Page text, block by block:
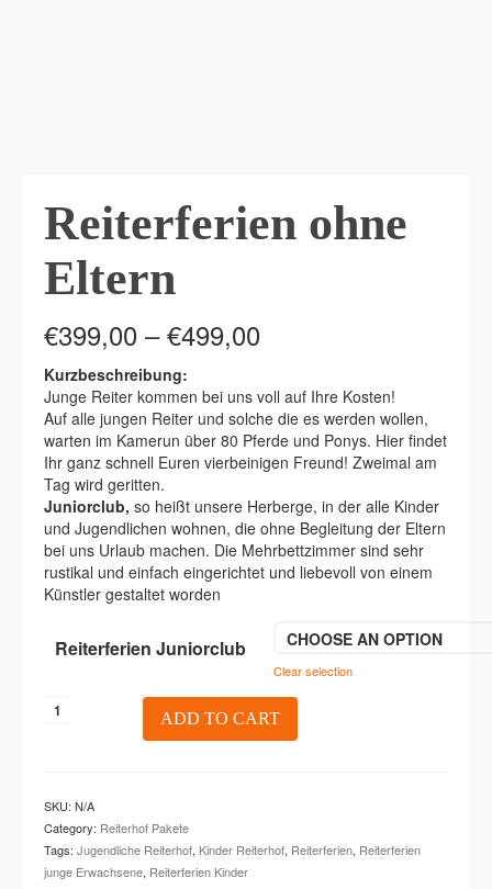
Reiterferien ohne
Eltern
€399,00 – €499,00Price
through
€499,00
Kurzbeschreibung:
Junge Reiter kommen bei uns voll auf Ihre Kosten!
Auf alle jungen Reiter und solche die es werden wollen,
warten im Kamerun über 80 Pferde und Ponys. Hier findet
Ihr ganz schnell Euren vierbeinigen Freund! Zweimal am
Tag wird geritten.
Juniorclub, so heißt unsere Herberge, in der alle Kinder
und Jugendlichen wohnen, die ohne Begleitung der Eltern
bei uns Urlaub machen. Die Mehrbettzimmer sind sehr
rustikal und einfach eingerichtet und liebevoll von einem
Künstler gestaltet worden
Reiterferien Juniorclub CHOOSE AN OPTION
Clear selection
Reiterferien
ADD TO CART
SKU: N/A
Category: Reiterhof Pakete
Tags: Jugendliche Reiterhof, Kinder Reiterhof, Reiterferien, Reiterferien
junge Erwachsene, Reiterferien Kinder